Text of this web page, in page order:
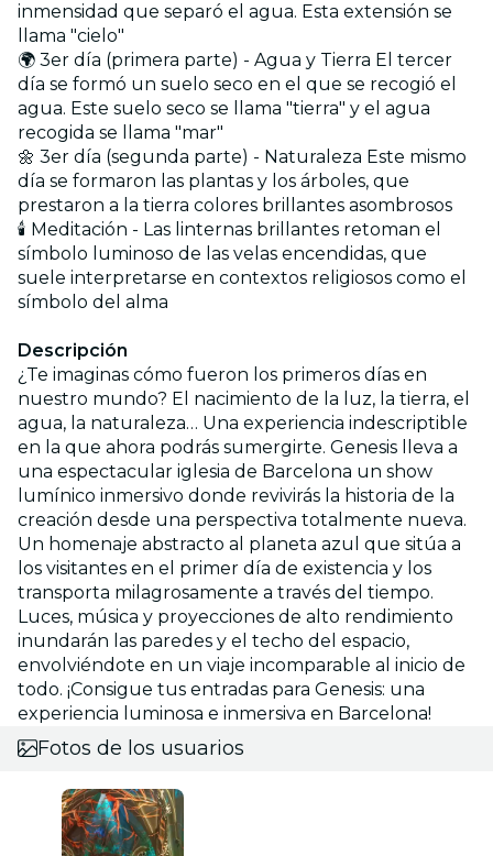
inmensidad que separó el agua. Esta extensión se
llama "cielo"
🌍 3er día (primera parte) - Agua y Tierra El tercer
día se formó un suelo seco en el que se recogió el
agua. Este suelo seco se llama "tierra" y el agua
recogida se llama "mar"
🌼 3er día (segunda parte) - Naturaleza Este mismo
día se formaron las plantas y los árboles, que
prestaron a la tierra colores brillantes asombrosos
🕯 Meditación - Las linternas brillantes retoman el
símbolo luminoso de las velas encendidas, que
suele interpretarse en contextos religiosos como el
símbolo del alma
Descripción
¿Te imaginas cómo fueron los primeros días en
nuestro mundo? El nacimiento de la luz, la tierra, el
agua, la naturaleza… Una experiencia indescriptible
en la que ahora podrás sumergirte. Genesis lleva a
una espectacular iglesia de Barcelona un show
lumínico inmersivo donde revivirás la historia de la
creación desde una perspectiva totalmente nueva.
Un homenaje abstracto al planeta azul que sitúa a
los visitantes en el primer día de existencia y los
transporta milagrosamente a través del tiempo.
Luces, música y proyecciones de alto rendimiento
inundarán las paredes y el techo del espacio,
envolviéndote en un viaje incomparable al inicio de
todo. ¡Consigue tus entradas para Genesis: una
experiencia luminosa e inmersiva en Barcelona!
Fotos de los usuarios